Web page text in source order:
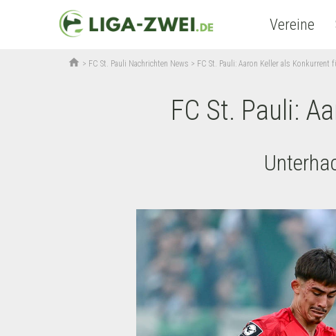
Vereine
home > FC St. Pauli Nachrichten News > FC St. Pauli: Aaron Keller als Konkurrent
FC St. Pauli: